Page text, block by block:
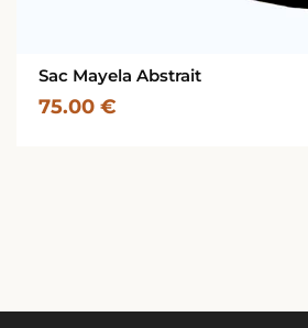
Sac Mayela Abstrait
75.00 €